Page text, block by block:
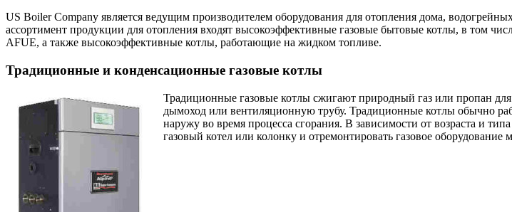
US Boiler Company является ведущим производителем оборудования для отопления дома,
ассортимент продукции для отопления входят высокоэффективные газовые бытовые котлы, в том
AFUE, а также высокоэффективные котлы, работающие на жидком топливе.
Традиционные и конденсационные газовые котлы
Традиционные газовые котлы сжигают природный газ или пропан
дымоход или вентиляционную трубу. Традиционные котлы обычно
наружу во время процесса сгорания. В зависимости от возраста и
газовый котел или колонку и отремонтировать газовое